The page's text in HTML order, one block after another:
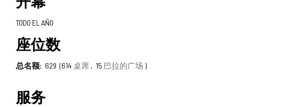
TODO EL AÑO
座位数
总名额 629 614 桌席 15 巴拉的广场
服务